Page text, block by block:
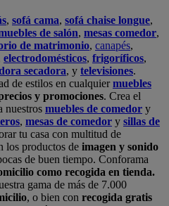
, sofá cama, sofá chaise longue,
de salón, mesas comedor,
de matrimonio, canapés,
electrodomésticos, frigoríficos,
secadora, y televisiones.
de estilos en cualquiermuebles
y promociones. Crea el
nuestros muebles de comedor y
, mesas de comedor y sillas de
tu casa con multitud de
los productos de imagen y sonido
de buen tiempo. Conforama
como recogida en tienda.
gama de más de 7.000
, o bien con recogida gratis